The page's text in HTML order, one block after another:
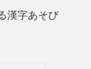
漢字あそび